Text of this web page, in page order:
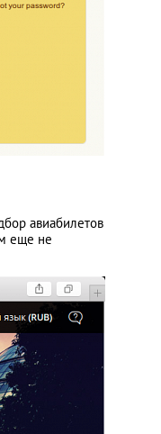
авиабилетов
еще не